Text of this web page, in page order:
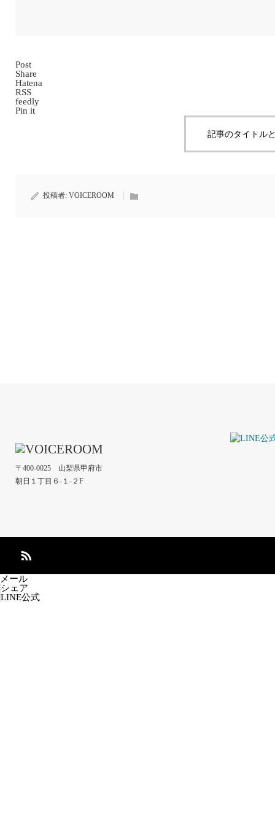
Post
Share
Hatena
RSS
feedly
Pin it
記事のタイトル
投稿者: VOICEROOM
〒400-0025 山梨県甲府市
朝日１丁目６-１-２F
メール
シェア
LINE公式